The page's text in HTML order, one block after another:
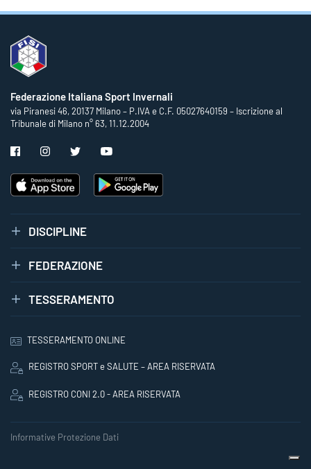
Federazione Italiana Sport Invernali
via Piranesi 46, 20137 Milano – P.IVA e C.F. 05027640159 – Iscrizione al
Tribunale di Milano n° 63, 11.12.2004
DISCIPLINE
FEDERAZIONE
TESSERAMENTO
TESSERAMENTO ONLINE
REGISTRO SPORT e SALUTE – AREA RISERVATA
REGISTRO CONI 2.0 - AREA RISERVATA
Informative Protezione Dati